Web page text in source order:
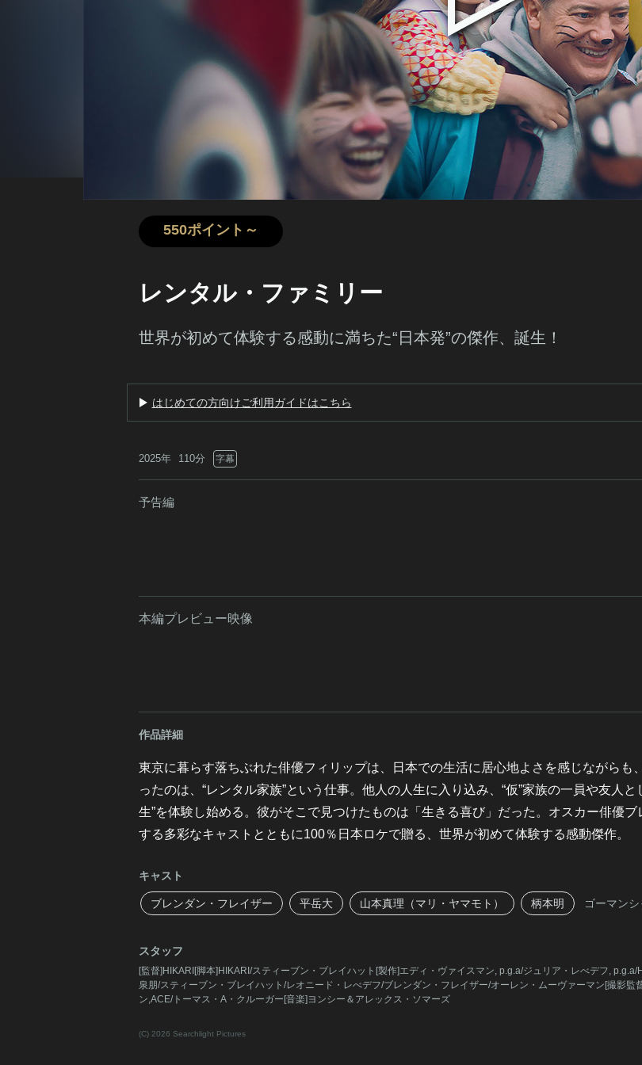
550ポイント～
レンタル・ファミリー
世界が初めて体験する感動に満ちた“日本発”の傑作、誕生！
はじめての方向けご利用ガイドはこちら
2025年 110分 字幕
予告編
本編プレビュー映像
作品詳細
東京に暮らす落ちぶれた俳優フィリップは、日本での生活に居心地よさを感じながらも
ったのは、“レンタル家族”という仕事。他人の人生に入り込み、“仮”家族の一員や友人
生”を体験し始める。彼がそこで見つけたものは「生きる喜び」だった。オスカー俳優
する多彩なキャストとともに100％日本ロケで贈る、世界が初めて体験する感動傑作。
キャスト
ブレンダン・フレイザー 平岳大 山本真理（マリ・ヤマモト） 柄本明 ゴーマン
スタッフ
[監督]HIKARI[脚本]HIKARI/スティーブン・ブレイハット[製作]エディ・ヴァイスマン, p.g.a/ジュリア・レべデフ,
泉朋/スティーブン・ブレイハット/レオニード・レべデフ/ブレンダン・フレイザー/オーレン・ムーヴァーマン[撮影
ン,ACE/トーマス・A・クルーガー[音楽]ヨンシー＆アレックス・ソマーズ
(C) 2026 Searchlight Pictures